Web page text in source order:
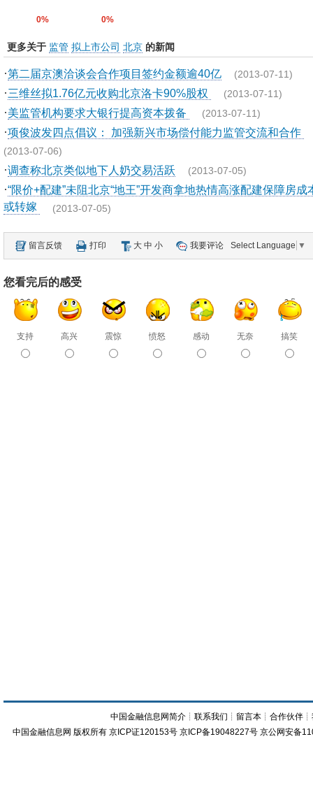
0% 0%
更多关于 监管 拟上市公司 北京 的新闻
·第二届京澳洽谈会合作项目签约金额逾40亿 (2013-07-11)
·三维丝拟1.76亿元收购北京洛卡90%股权 (2013-07-11)
·美监管机构要求大银行提高资本拨备 (2013-07-11)
·项俊波发四点倡议： 加强新兴市场偿付能力监管交流和合作
(2013-07-06)
·调查称北京类似地下人奶交易活跃 (2013-07-05)
·“限价+配建”未阻北京“地王”开发商拿地热情高涨配建保障房成
或转嫁 (2013-07-05)
留言反馈 打印 大 中 小 我要评论 Select Language ▼
您看完后的感受
支持 高兴 震惊 愤怒 感动 无奈 搞笑
中国金融信息网简介 ┊联系我们 ┊ 留言本 ┊合作伙伴 ┊
中国金融信息网 版权所有 京ICP证120153号 京ICP备19048227号 京公网安备